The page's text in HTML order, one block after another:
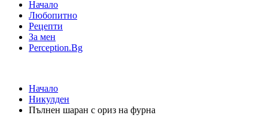
Начало
Любопитно
Рецепти
За мен
Perception.Bg
Начало
Никулден
Пълнен шаран с ориз на фурна